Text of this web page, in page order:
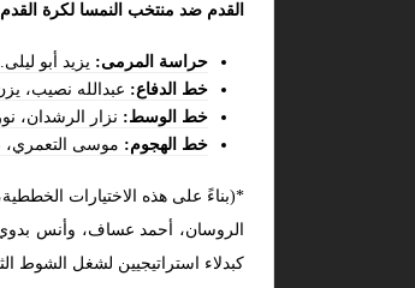
القدم ضد منتخب النمسا لكرة القدم
حراسة المرمى: يزيد أبو ليلى.
خط الدفاع: عبدالله نصيب،
خط الوسط: نزار الرشدان،
خط الهجوم: موسى التعمري،
*(بناءً على هذه الاختيارات
الروسان، أحمد عساف، وأنس
كبدلاء استراتيجيين لشغل الشوط